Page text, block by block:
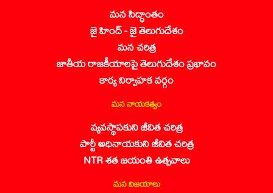
మన సిద్ధాంతం
జై హింద్ - జై తెలుగుదేశం
మన చరిత్ర
జాతీయ రాజకీయాలపై తెలుగుదేశం ప్రభావం
కార్య నిర్వాహక వర్గం
మన నాయకత్వం
వ్యవస్థాపకుని జీవిత చరిత్ర
పార్టీ అధినాయకుని జీవిత చరిత్ర
NTR శత జయంతి ఉత్సవాలు
మన విజయాలు